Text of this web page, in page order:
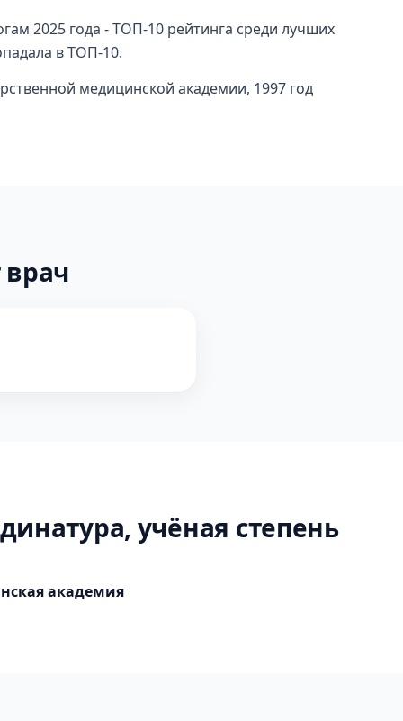
2025 года - ТОП-10 рейтинга среди лучших
в ТОП-10.
медицинской академии, 1997 год
врач
учёная степень
академия